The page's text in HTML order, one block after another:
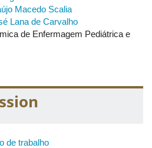
integrativas de cuidado ao recém-
Macedo Scalia
Lana de Carvalho
de Enfermagem Pediátrica e
de trabalho